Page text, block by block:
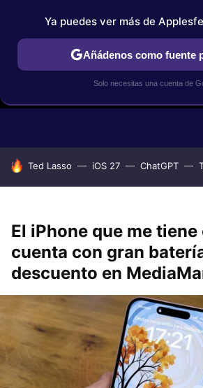
GUÍAS DE COMPRA COMPARATIVAS
HOY SE HABLA DE
Ted Lasso iOS 27 ChatGPT
El iPhone que me
cuenta con gran
descuento en
Ya puedes ver más de
Añádenos como fuente
Solo necesitas una cuenta de